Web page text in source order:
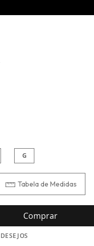
G
Tabela de Medidas
Comprar